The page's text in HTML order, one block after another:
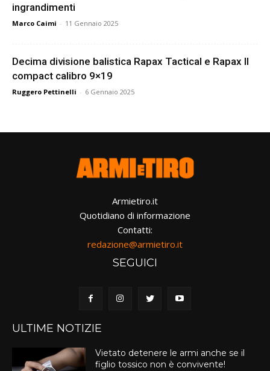
ingrandimenti
Marco Caimi - 11 Gennaio 2025
Decima divisione balistica Rapax Tactical e Rapax II
compact calibro 9×19
Ruggero Pettinelli - 6 Gennaio 2025
Armietiro.it
Quotidiano di informazione
Contatti:
redazione@armietiro.it
SEGUICI
ULTIME NOTIZIE
Vietato detenere le armi anche se il
figlio tossico non è convivente!